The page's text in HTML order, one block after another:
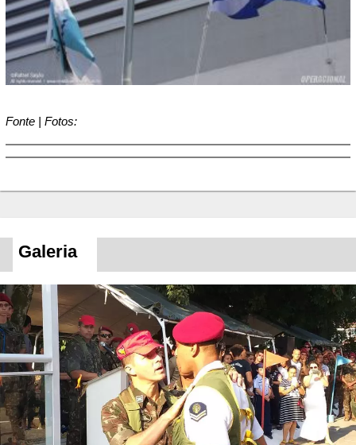
Fonte | Fotos:
Galeria